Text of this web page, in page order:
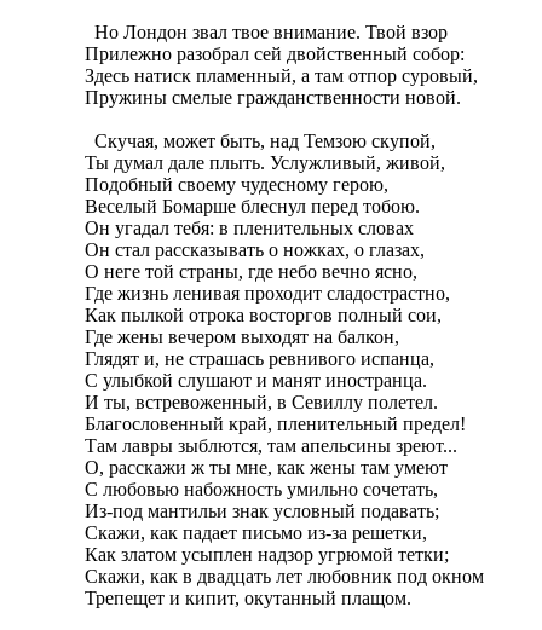
  Но Лондон звал твое внимание. Твой взор
Прилежно разобрал сей двойственный собор:
Здесь натиск пламенный, а там отпор суровый,
Пружины смелые гражданственности новой.
  Скучая, может быть, над Темзою скупой,
Ты думал дале плыть. Услужливый, живой,
Подобный своему чудесному герою,
Веселый Бомарше блеснул перед тобою.
Он угадал тебя: в пленительных словах
Он стал рассказывать о ножках, о глазах,
О неге той страны, где небо вечно ясно,
Где жизнь ленивая проходит сладострастно,
Как пылкой отрока восторгов полный сои,
Где жены вечером выходят на балкон,
Глядят и, не страшась ревнивого испанца,
С улыбкой слушают и манят иностранца.
И ты, встревоженный, в Севиллу полетел.
Благословенный край, пленительный предел!
Там лавры зыблются, там апельсины зреют...
О, расскажи ж ты мне, как жены там умеют
С любовью набожность умильно сочетать,
Из-под мантильи знак условный подавать;
Скажи, как падает письмо из-за решетки,
Как златом усыплен надзор угрюмой тетки;
Скажи, как в двадцать лет любовник под окном
Трепещет и кипит, окутанный плащом.